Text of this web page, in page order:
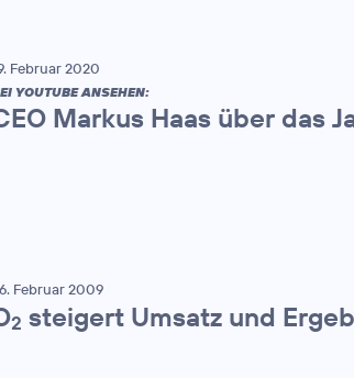
Februar 2020
YOUTUBE ANSEHEN:
Markus Haas über das
Februar 2009
2 steigert Umsatz und